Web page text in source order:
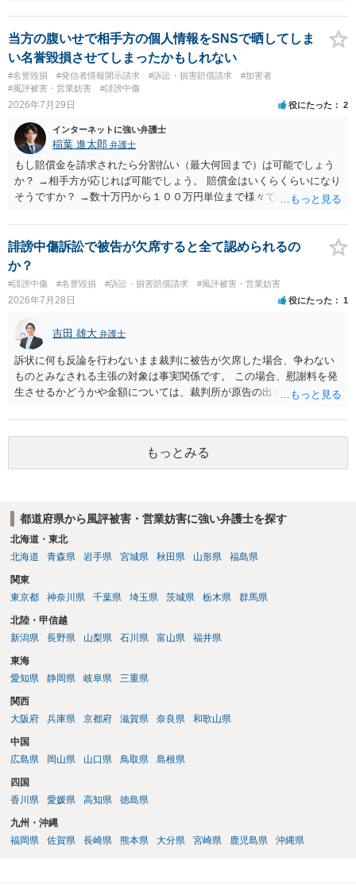
貴殿が投稿した事実を認めてしまったことで「答え合わせ」になって
しまったのではないでしょうか。 相手方の動きについても、相手方次
第ですので何とも言えません。公開の場で回答するには情報が乏し
く、ここで詳細を明らかにすることは事案の特定に繋がってしまうの
で、弁護士へ直接相談した方がよいです。
当方の腹いせで相手方の個人情報をSNSで晒してしま
い名誉毀損させてしまったかもしれない
#名誉毀損 #発信者情報開示請求 #訴訟・損害賠償請求
#加害者
#風評被害・営業妨害
#誹謗中傷
2026年7月29日 役にたった 2
インターネットに強い弁護士
稲葉 進太郎 弁護士
もし賠償金を請求されたら分割払い（最大何回まで）は可能でしょう
か？ →相手方が応じれば可能でしょう。 賠償金はいくらくらいになり
そうですか？ →数十万円から１００万円単位まで様々であり、不明で
渉が行われ、双方合意に至れば支払が開始され、決裂して相手方が訴
訟提起を選択すれば訴訟の中で解決がなされる流れが通常です。
誹謗中傷訴訟で被告が欠席すると全て認められるの
か？
#誹謗中傷 #名誉毀損 #訴訟・損害賠償請求 #風評被害・営業妨害
2026年7月28日 役にたった 1
吉田 雄大 弁護士
訴状に何も反論を行わないまま裁判に被告が欠席した場合、争わない
ものとみなされる主張の対象は事実関係です。 この場合、慰謝料を発
生させるかどうかや金額については、裁判所が原告の出す証拠に基づ
いは判決の額が0円となることも、可能性としてはありえます。
もっとみる
都道府県から風評被害・営業妨害に強い弁護士を探す
北海道・東北
北海道
青森県 岩手県 宮城県 秋田県 山形県 福島県
関東
東京都
神奈川県 千葉県 埼玉県 茨城県 栃木県 群馬県
北陸・甲信越
新潟県
長野県 山梨県 石川県 富山県 福井県
東海
愛知県
静岡県 岐阜県 三重県
関西
大阪府
兵庫県 京都府 滋賀県 奈良県 和歌山県
中国
広島県
岡山県 山口県 鳥取県 島根県
四国
香川県
愛媛県 高知県 徳島県
九州・沖縄
福岡県
佐賀県 長崎県 熊本県 大分県 宮崎県 鹿児島県 沖縄県